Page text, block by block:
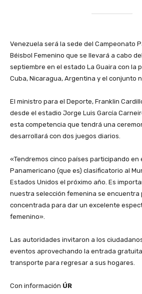
‎Venezuela será la sede del Campeonato
Béisbol Femenino que se llevará a cabo
septiembre en el estado La Guaira con la
Cuba, Nicaragua, Argentina y el conjunto
‎El ministro para el Deporte, Franklin
desde el estadio Jorge Luis García
esta competencia que tendrá una
desarrollará con dos juegos diarios.
‎«Tendremos cinco países participando en
Panamericano (que es) clasificatorio al
Estados Unidos el próximo año. Es
nuestra selección femenina se encuentra
concentrada para dar un excelente
femenino».
‎Las autoridades invitaron a los
eventos aprovechando la entrada
transporte para regresar a sus hogares.
‎Con información ÚR